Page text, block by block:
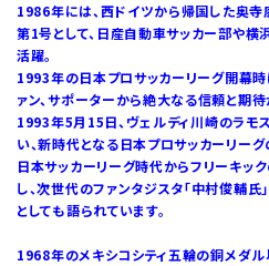
1986年には、西ドイツから帰国した奥
第1号として、日産自動車サッカー部や横浜
活躍。
1993年の日本プロサッカーリーグ開幕時
ァン、サポーターから絶大なる信頼と期待
1993年5月15日、ヴェルディ川崎のラモ
い、新時代となる日本プロサッカーリー
日本サッカーリーグ時代からフリーキッ
し、次世代のファンタジスタ「中村俊輔
としても語られています。
1968年のメキシコシティ五輪の銅メダ